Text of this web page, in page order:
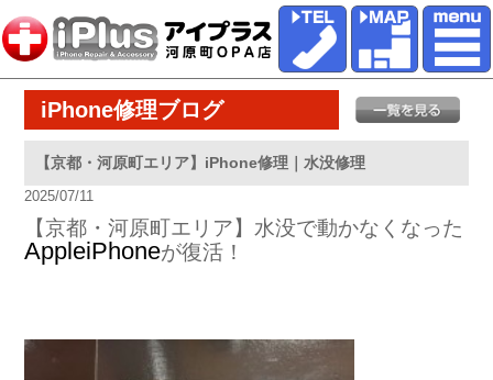
iPhone修理ブログ
【京都・河原町エリア】iPhone修理｜水没修理
2025/07/11
【京都・河原町エリア】水没で動かなくなった
AppleiPhoneが復活！